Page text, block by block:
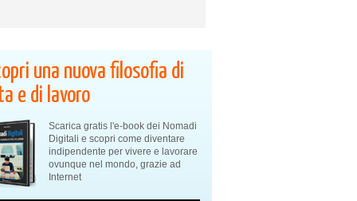
una nuova filosofia di
e di lavoro
Scarica gratis l'e-book dei Nomadi
Digitali e scopri come diventare
indipendente per vivere e lavorare
ovunque nel mondo, grazie ad
Internet